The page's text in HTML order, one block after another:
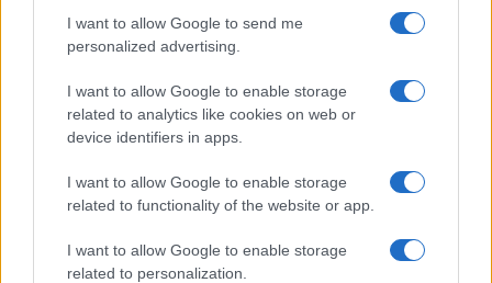
I want to allow Google to send me
personalized advertising.
I want to allow Google to enable storage
related to analytics like cookies on web or
device identifiers in apps.
I want to allow Google to enable storage
related to functionality of the website or app.
I want to allow Google to enable storage
related to personalization.
FINANZA